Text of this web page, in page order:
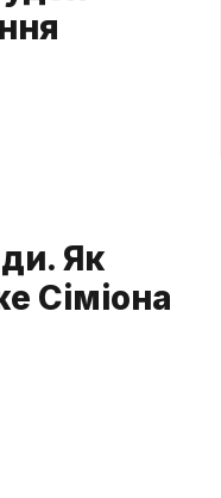
Як
Сіміона